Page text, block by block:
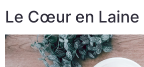
Le Cœur en Laine